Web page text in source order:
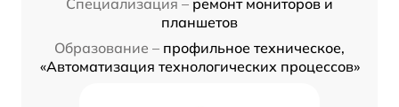
Специализация – ремонт мониторов и
планшетов
Образование – профильное техническое,
«Автоматизация технологических процессов»